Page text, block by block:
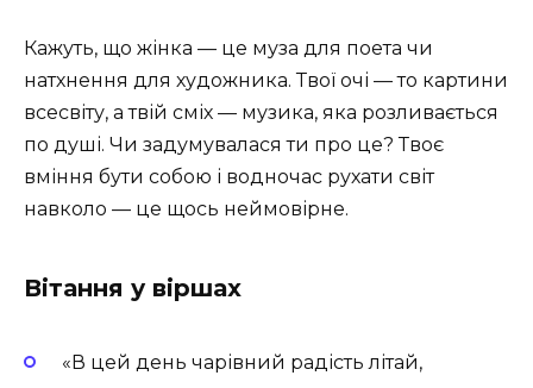
Кажуть, що жінка — це муза для поета чи
натхнення для художника. Твої очі — то картини
всесвіту, а твій сміх — музика, яка розливається
по душі. Чи задумувалася ти про це? Твоє
вміння бути собою і водночас рухати світ
навколо — це щось неймовірне.
Вітання у віршах
«В цей день чарівний радість літай,